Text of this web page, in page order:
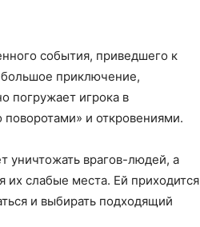
события, приведшего к
приключение,
погружает игрока в
и откровениями.
уничтожать врагов-людей, а
слабые места. Ей приходится
и выбирать подходящий